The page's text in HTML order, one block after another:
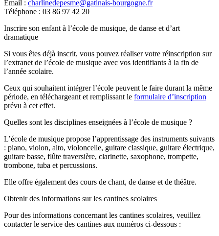
Email : charlinedepesme@gatinais-bourgogne.fr
Téléphone : 03 86 97 42 20
Inscrire son enfant à l’école de musique, de danse et d’art
dramatique
Si vous êtes déjà inscrit, vous pouvez réaliser votre réinscription sur
l’extranet de l’école de musique avec vos identifiants à la fin de
l’année scolaire.
Ceux qui souhaitent intégrer l’école peuvent le faire durant la même
période, en téléchargeant et remplissant le formulaire d’inscription
prévu à cet effet.
Quelles sont les disciplines enseignées à l’école de musique ?
L’école de musique propose l’apprentissage des instruments suivants
: piano, violon, alto, violoncelle, guitare classique, guitare électrique,
guitare basse, flûte traversière, clarinette, saxophone, trompette,
trombone, tuba et percussions.
Elle offre également des cours de chant, de danse et de théâtre.
Obtenir des informations sur les cantines scolaires
Pour des informations concernant les cantines scolaires, veuillez
contacter le service des cantines aux numéros ci-dessous :